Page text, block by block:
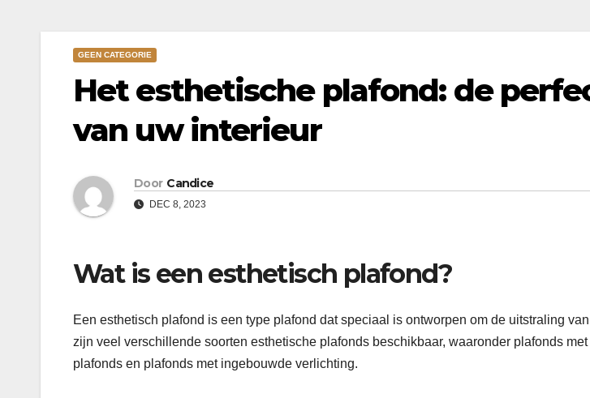
GEEN CATEGORIE
Het esthetische plafond: de
van uw interieur
Door Candice
DEC 8, 2023
Wat is een esthetisch plafond?
Een esthetisch plafond is een type plafond dat speciaal is ontworpen om de uitstraling
zijn veel verschillende soorten esthetische plafonds beschikbaar, waaronder plafonds
plafonds en plafonds met ingebouwde verlichting.